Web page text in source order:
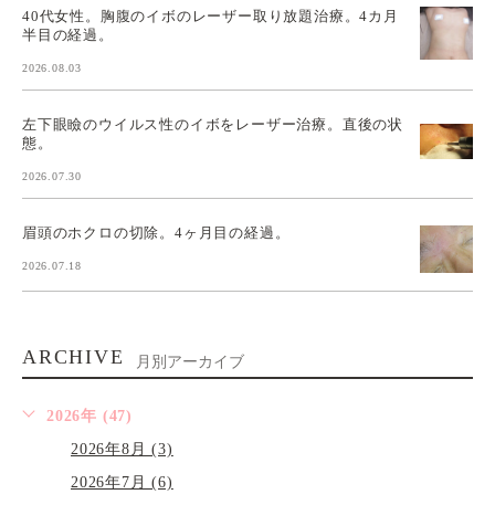
40代女性。胸腹のイボのレーザー取り放題治療。4カ月
半目の経過。
2026.08.03
左下眼瞼のウイルス性のイボをレーザー治療。直後の状
態。
2026.07.30
眉頭のホクロの切除。4ヶ月目の経過。
2026.07.18
ARCHIVE 月別アーカイブ
2026年 (47)
2026年8月 (3)
2026年7月 (6)